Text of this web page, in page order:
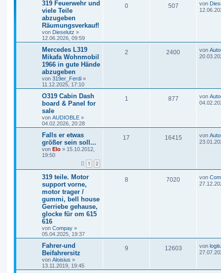
319 Feuerwehr und
viele Teile
abzugeben
Räumungsverkauf!
von Dieselutz »
12.06.2026, 09:59
0 507 von
Mercedes L319
Mikafa Wohnmobil
1966 in gute Hände
abzugeben
von 319er_Ferdi »
11.12.2025, 17:10
2 2400 von
O319 Cabin Dash
board & Panel for
sale
von AUDIOBLE »
04.02.2026, 20:28
1 877 von
Falls er etwas
größer sein soll...
von Elo » 15.10.2012,
19:50
1 2
17 16415 von
319 teile. Motor
support vorne,
motor trager /
gummi, bell house
Gerriebe gehause,
glocke für om 615
616
von Compay »
05.04.2025, 19:37
8 7020 von
Fahrer-und
Beifahrersitz
von Aloisius »
13.11.2019, 19:45
9 12603 von